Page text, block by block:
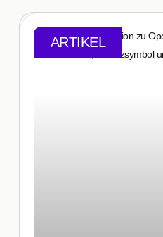
ARTIKEL